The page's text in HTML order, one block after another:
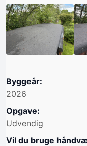
Byggeår:
2026
Opgave:
Udvendig
Vil du bruge